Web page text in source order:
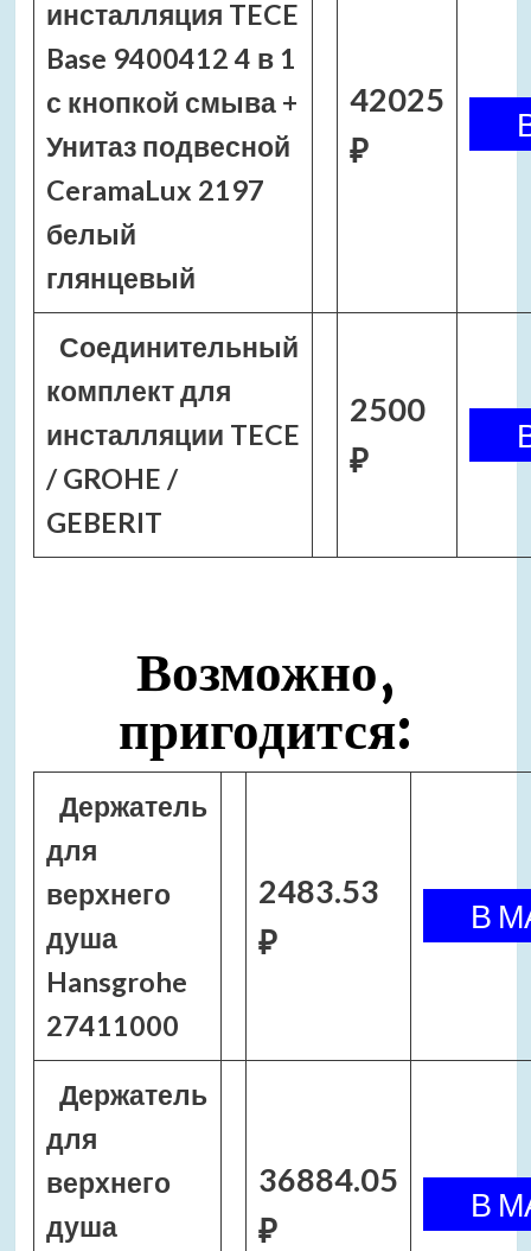
инсталляция TECE
Base 9400412 4 в 1
с кнопкой смыва +
Унитаз подвесной
CeramaLux 2197
белый
глянцевый
42025
₽
Соединительный
комплект для
инсталляции TECE
/ GROHE /
GEBERIT
2500
₽
Возможно,
пригодится:
Держатель
для
верхнего
душа
Hansgrohe
27411000
2483.53
₽
Держатель
для
верхнего
душа
36884.05
₽